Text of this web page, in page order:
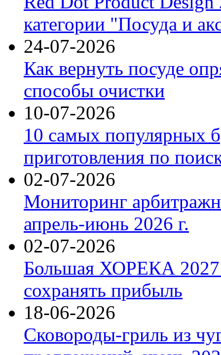
категории "Посуда и
24-07-2026
Как вернуть посуде
способы очистки
10-07-2026
10 самых популярных
приготовления по
02-07-2026
Мониторинг
апрель-июнь 2026 г.
02-07-2026
Большая ХОРЕКА 2027:
сохранять прибыль
18-06-2026
Сковороды-гриль из